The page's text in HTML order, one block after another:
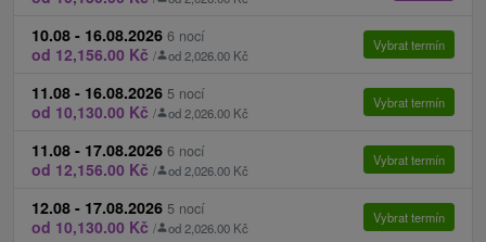
Pobyt končí (stravou):
Parkování:Parkování a parkovací místo v garáži
dle platného ceníku lázní.
Internet:WiFi připojení na internet zdarma.
Zvířata: Domácí zvířata nejsou povolena.
Výjimkou je jen Rezidence Opera, kde je možné
ubytovat se psem, ne jiným zvířetem, ale jen v
některých apartmánech, které jsou na vyžádání.
10.08 - 16.08.2026 6 nocí
od 12,156.00 Kč / od 2,026.00 Kč
Vybrat termín
11.08 - 16.08.2026 5 nocí
od 10,130.00 Kč / od 2,026.00 Kč
Vybrat termín
11.08 - 17.08.2026 6 nocí
od 12,156.00 Kč / od 2,026.00 Kč
Vybrat termín
12.08 - 17.08.2026 5 nocí
od 10,130.00 Kč / od 2,026.00 Kč
Vybrat termín